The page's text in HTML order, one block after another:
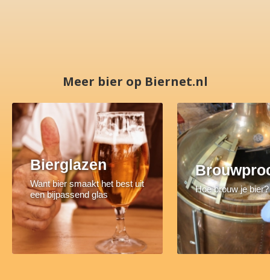
Meer bier op Biernet.nl
Bierglazen
Want bier smaakt het best uit
een bijpassend glas
Hoe brouw je bier?